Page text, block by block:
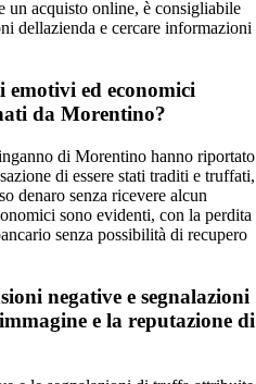
un acquisto online, è consigliabile
dellazienda e cercare informazioni
ed economici
da Morentino?
di Morentino hanno riportato
di essere stati traditi e truffati,
denaro senza ricevere alcun
sono evidenti, con la perdita
senza possibilità di recupero
negative e segnalazioni
e la reputazione di